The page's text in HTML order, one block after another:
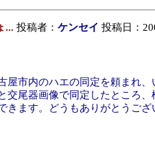
... 投稿者： ケンセイ 投稿日：
屋市内のハエの同定を頼まれ
交尾器画像で同定したところ
きます。どうもありがとうござ